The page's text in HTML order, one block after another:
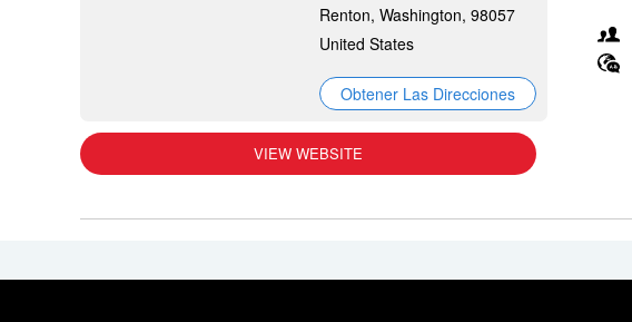
Renton, Washington, 98057
United States
Obtener Las Direcciones
VIEW WEBSITE